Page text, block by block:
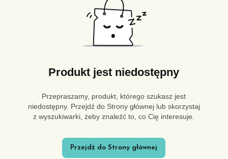
Produkt jest niedostępny
Przepraszamy, produkt, którego szukasz jest
niedostępny. Przejdź do Strony głównej lub skorzystaj
z wyszukiwarki, żeby znaleźć to, co Cię interesuje.
Przejdź do Strony głównej